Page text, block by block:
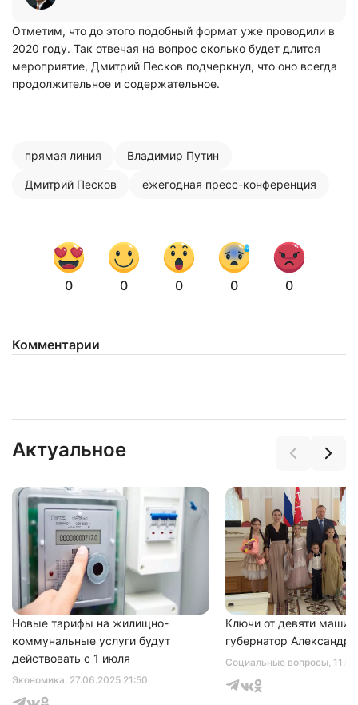
Отметим, что до этого подобный формат уже проводили в
2020 году. Так отвечая на вопрос сколько будет длится
мероприятие, Дмитрий Песков подчеркнул, что оно всегда
продолжительное и содержательное.
прямая линия Владимир Путин
Дмитрий Песков ежегодная пресс-конференция
0 0 0 0 0
Комментарии
Актуальное
Экономика, 27.06.2025 21:50
Новые тарифы на жилищно-
коммунальные услуги будут
действовать с 1 июля
Социальные вопросы,
Ключи от девяти машин
губернатор Александр
Нажимая на кнопку "Отправить" вы